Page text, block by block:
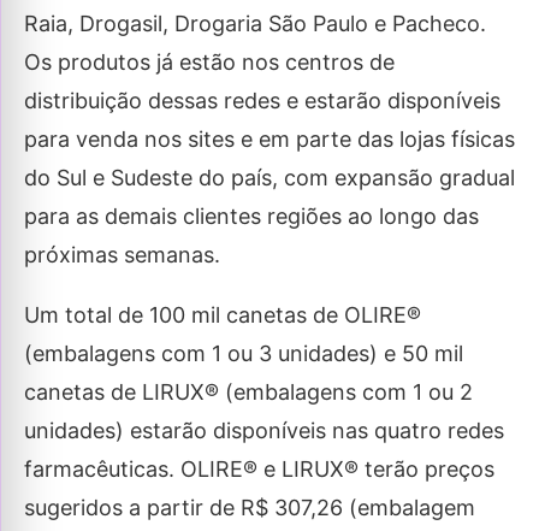
Raia, Drogasil, Drogaria São Paulo e Pacheco.
Os produtos já estão nos centros de
distribuição dessas redes e estarão disponíveis
para venda nos sites e em parte das lojas físicas
do Sul e Sudeste do país, com expansão gradual
para as demais clientes regiões ao longo das
próximas semanas.
Um total de 100 mil canetas de OLIRE®
(embalagens com 1 ou 3 unidades) e 50 mil
canetas de LIRUX® (embalagens com 1 ou 2
unidades) estarão disponíveis nas quatro redes
farmacêuticas. OLIRE® e LIRUX® terão preços
sugeridos a partir de R$ 307,26 (embalagem